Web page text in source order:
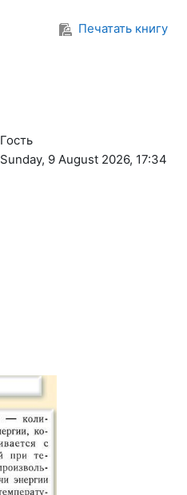
Печатать книгу
Гость
Sunday, 9 August 2026, 17:34